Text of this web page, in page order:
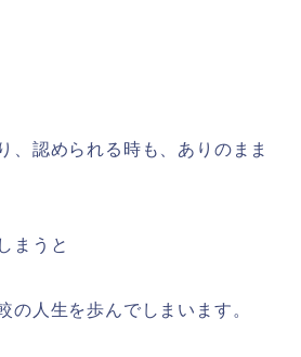
、認められる時も、ありのまま
まうと
の人生を歩んでしまいます。